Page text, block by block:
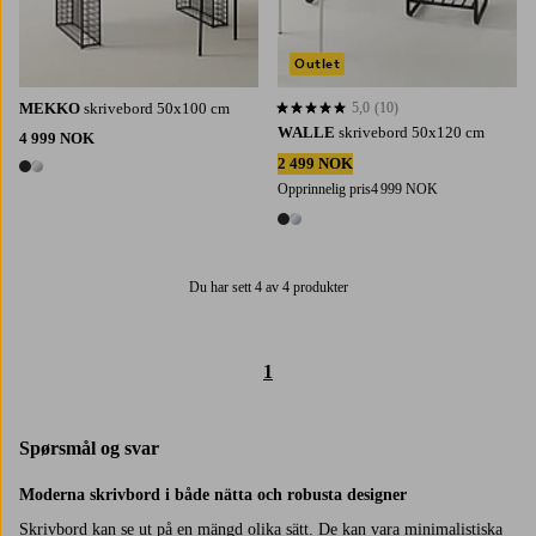
MEKKO skrivebord 50x100 cm
4 999 NOK
2 farger
WALLE skrivebord 50x120 cm
2 499 NOK
Opprinnelig pris4 999 NOK
2 farger
5,0 basert på 10 karaktergivninger
5,0 (10)
Outlet
Du har sett 4 av 4 produkter
1
Spørsmål og svar
Moderna skrivbord i både nätta och robusta designer
Skrivbord kan se ut på en mängd olika sätt. De kan vara minimalistiska